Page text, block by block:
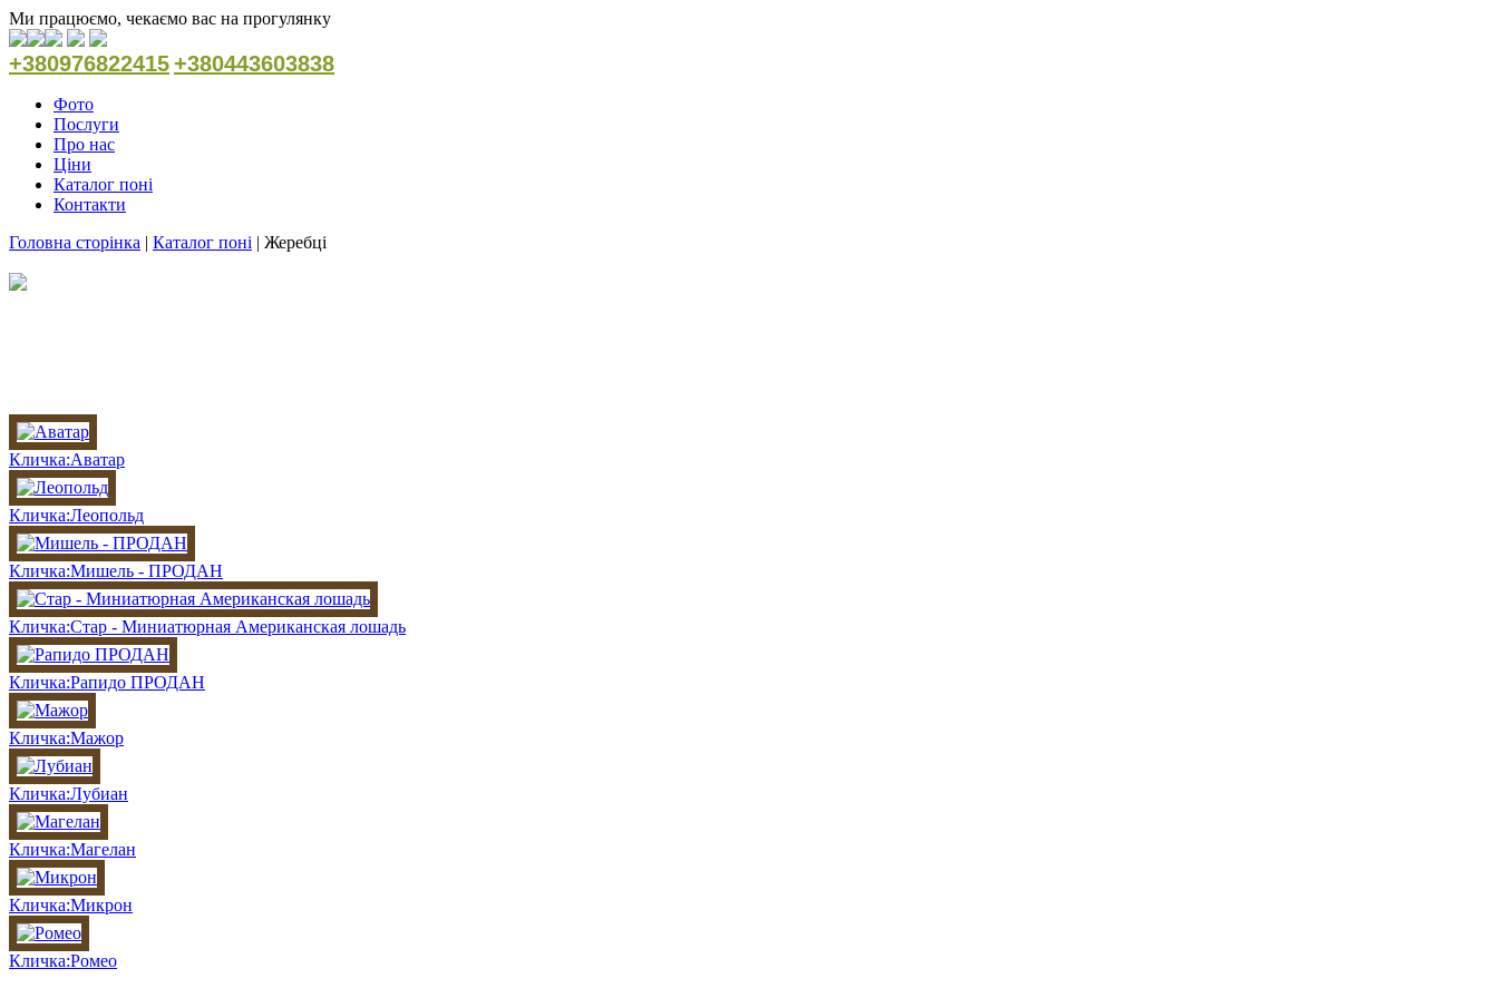
Ми працюємо, чекаємо вас на прогулянку
+380976822415+380443603838
Фото
Послуги
Про нас
Ціни
Каталог поні
Контакти
Головна сторінка | Каталог поні | Жеребці
Кличка:Аватар
Кличка:Леопольд
Кличка:Мишель - ПРОДАН
Кличка:Стар - Миниатюрная Американская лошадь
Кличка:Рапидо ПРОДАН
Кличка:Мажор
Кличка:Лубиан
Кличка:Магелан
Кличка:Микрон
Кличка:Ромео